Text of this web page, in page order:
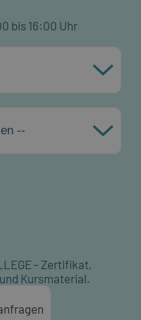
bis 16:00 Uhr
--
- Zertifikat,
Kursmaterial.